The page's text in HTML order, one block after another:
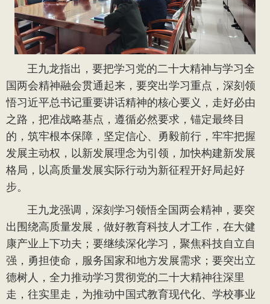
王九龙指出，要把学习党的二十大精神与学习全
国两会精神融会贯通起来，要突出学习重点，深刻领
悟习近平总书记重要讲话精神的核心要义，走好必由
之路，把准战略基点，遵循必然要求，锚定最终目
的，筑牢根本保障，坚定信心、勇毅前行，牢牢把握
发展主动权，以新发展理念为引领，加快构建新发展
格局，以高质量发展实际行动为新征程开好局起好
步。
王九龙强调，深刻学习领悟全国两会精神，要突
出围绕高质量发展，做好教育科技人才工作，在大健
康产业上下功夫；要继续深化学习，聚焦科技自立自
强，勇担使命，服务国家和地方发展需求；要突出立
德树人，全力推动学习贯彻党的二十大精神往深里
走，往实里走，为推动中国式教育现代化、学校事业